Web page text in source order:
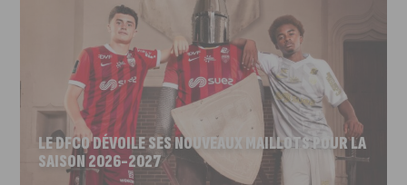
LE DFCO DÉVOILE SES NOUVEAUX MAILLOTS POUR LA
SAISON 2026-2027